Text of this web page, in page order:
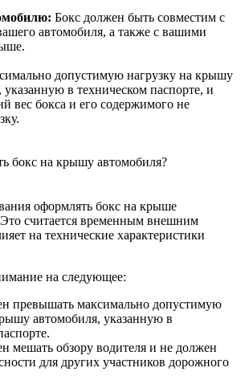
Бокс должен быть совместим с
автомобиля, а также с вашими
допустимую нагрузку на крышу
в техническом паспорте, и
вес бокса и его содержимого не
бокс на крышу автомобиля?
оформлять бокс на крыше
считается временным внешним
на технические характеристики
на следующее:
превышать максимально допустимую
автомобиля, указанную в
мешать обзору водителя и не должен
для других участников дорожного